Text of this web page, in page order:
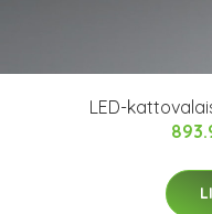
LED-